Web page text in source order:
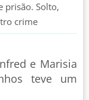
prisão. Solto,
crime
e Marisia
teve um